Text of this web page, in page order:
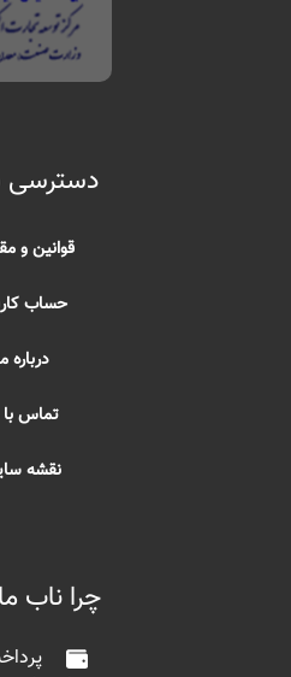
دسترسی
قوانین و
حساب
درباره
تماس با
نقشه
چرا ناب